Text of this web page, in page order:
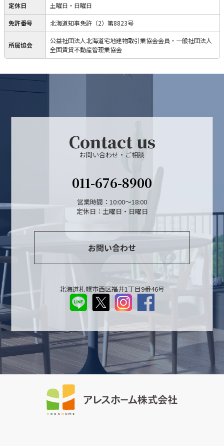
定休日 土曜日・日曜日
免許番号 北海道知事免許（2）第8823号
所属協会
公益社団法人北海道宅地建物取引業協会会員・一般社団法人
全国賃貸不動産管理業協会
Contact us
お問い合わせ・ご相談
011-676-8900
営業時間：10:00～18:00
定休日：土曜日・日曜日
お問い合わせ
北海道札幌市西区福井1丁目9番46号